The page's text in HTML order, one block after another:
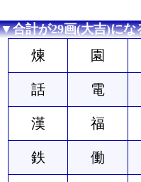
▼合計が29画(大吉)にな
煉 園
話 電
漢 福
鉄 働